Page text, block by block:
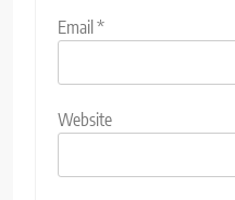
Email *
Website